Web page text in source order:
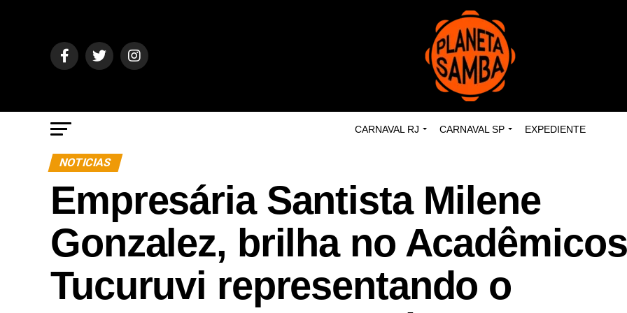
CARNAVAL RJ CARNAVAL SP EXPEDIENTE
NOTICIAS
Empresária Santista Milene
Gonzalez, brilha no
Tucuruvi representando o